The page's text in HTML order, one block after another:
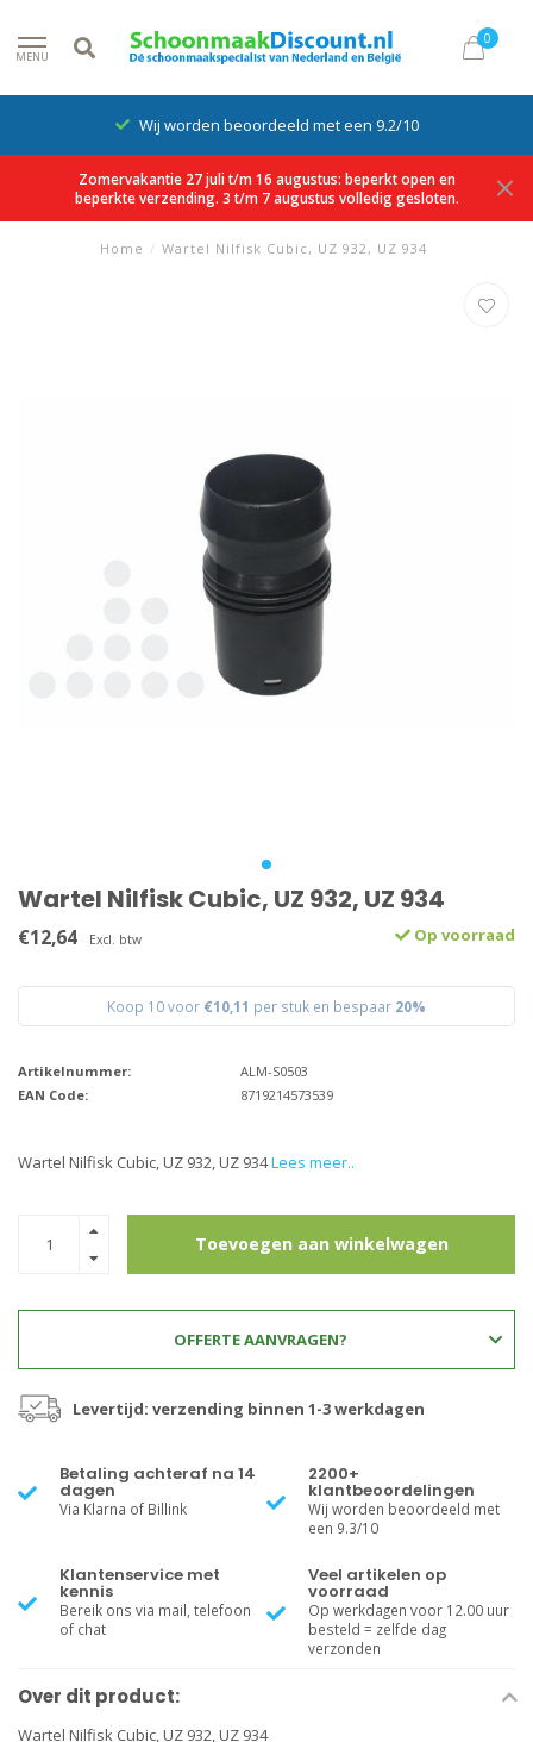
MENU
0
Wij worden beoordeeld met een 9.2/10
Zomervakantie 27 juli t/m 16 augustus: beperkt open en
beperkte verzending. 3 t/m 7 augustus volledig gesloten.
Home / Wartel Nilfisk Cubic, UZ 932, UZ 934
Wartel Nilfisk Cubic, UZ 932, UZ 934
€12,64 Excl. btw Op voorraad
Koop 10 voor €10,11 per stuk en bespaar 20%
Artikelnummer:
ALM-S0503
EAN Code:
8719214573539
Wartel Nilfisk Cubic, UZ 932, UZ 934Lees meer..
Toevoegen aan winkelwagen
OFFERTE AANVRAGEN?
Levertijd: verzending binnen 1-3 werkdagen
Betaling achteraf na 14
dagen
Via Klarna of Billink
2200+
klantbeoordelingen
Wij worden beoordeeld met
een 9.3/10
Klantenservice met
kennis
Bereik ons via mail, telefoon
of chat
Veel artikelen op
voorraad
Op werkdagen voor 12.00 uur
besteld = zelfde dag
verzonden
Over dit product:
Wartel Nilfisk Cubic, UZ 932, UZ 934